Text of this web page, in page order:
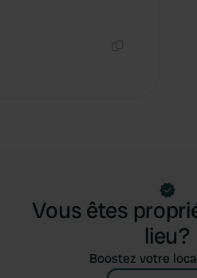
Vous êtes
lieu?
Boostez votre